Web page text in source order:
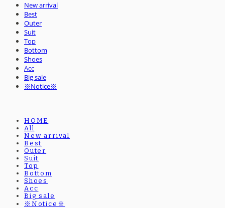
New arrival
Best
Outer
Suit
Top
Bottom
Shoes
Acc
Big sale
※Notice※
HOME
All
New arrival
Best
Outer
Suit
Top
Bottom
Shoes
Acc
Big sale
※Notice※